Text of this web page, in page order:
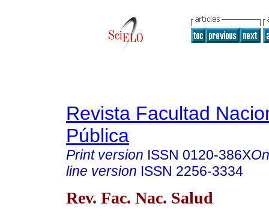
Revista Facultad
Pública
Print version ISSN 0120-386X
line version ISSN 2256-3334
Rev. Fac. Nac. Salud